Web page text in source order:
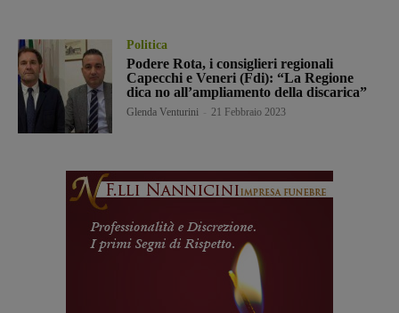
Politica
Podere Rota, i consiglieri regionali
Capecchi e Veneri (Fdi): “La Regione
dica no all’ampliamento della discarica”
Glenda Venturini 21 Febbraio 2023